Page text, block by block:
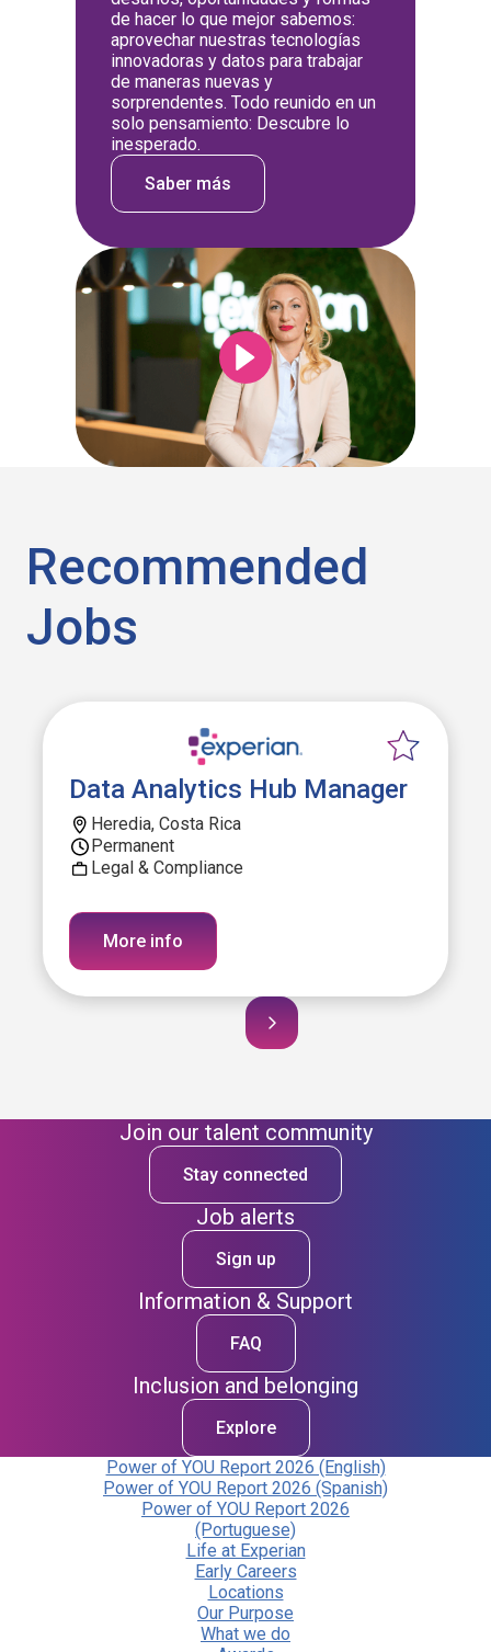
de hacer lo que mejor sabemos:
aprovechar nuestras tecnologías
innovadoras y datos para trabajar
de maneras nuevas y
sorprendentes. Todo reunido en un
solo pensamiento: Descubre lo
inesperado.
Saber más
Recommended
Jobs
Data Analytics Hub Manager
Heredia, Costa Rica
Permanent
Legal & Compliance
More info
Join our talent community
Stay connected
Job alerts
Sign up
Information & Support
FAQ
Inclusion and belonging
Explore
Power of YOU Report 2026 (English)
Power of YOU Report 2026 (Spanish)
Power of YOU Report 2026
(Portuguese)
Life at Experian
Early Careers
Locations
Our Purpose
What we do